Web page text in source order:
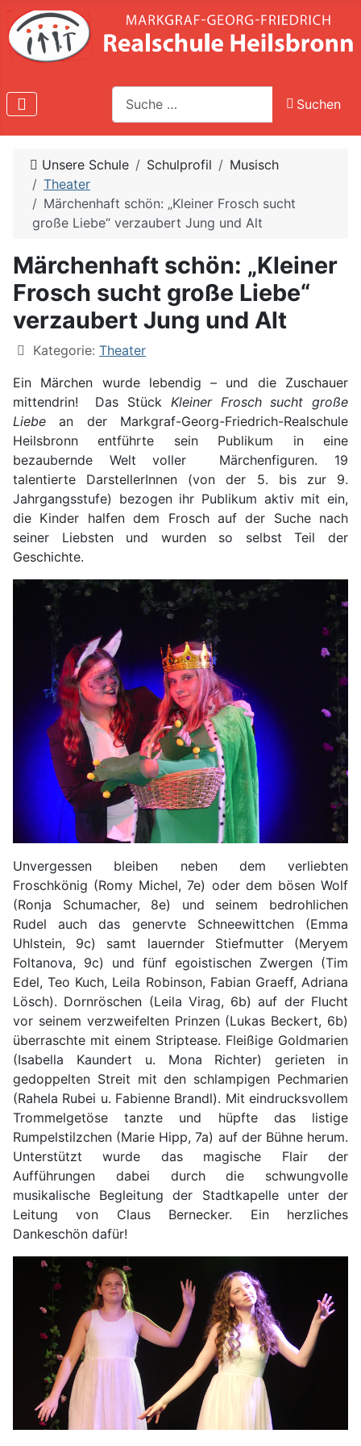
Suche
Type 2 or more characters for results.
Suchen
Unsere Schule Schulprofil
Musisch
Theater
Märchenhaft schön: „Kleiner Frosch sucht
große Liebe“ verzaubert Jung und Alt
Märchenhaft schön: „Kleiner
Frosch sucht große Liebe“
verzaubert Jung und Alt
Kategorie: Theater
Ein Märchen wurde lebendig – und die Zuschauer
mittendrin! Das Stück Kleiner Frosch sucht große
Liebe an der Markgraf-Georg-Friedrich-Realschule
Heilsbronn entführte sein Publikum in eine
bezaubernde Welt voller Märchenfiguren. 19
talentierte DarstellerInnen (von der 5. bis zur 9.
Jahrgangsstufe) bezogen ihr Publikum aktiv mit ein,
die Kinder halfen dem Frosch auf der Suche nach
seiner Liebsten und wurden so selbst Teil der
Geschichte.
Unvergessen bleiben neben dem verliebten
Froschkönig (Romy Michel, 7e) oder dem bösen Wolf
(Ronja Schumacher, 8e) und seinem bedrohlichen
Rudel auch das genervte Schneewittchen (Emma
Uhlstein, 9c) samt lauernder Stiefmutter (Meryem
Foltanova, 9c) und fünf egoistischen Zwergen (Tim
Edel, Teo Kuch, Leila Robinson, Fabian Graeff, Adriana
Lösch). Dornröschen (Leila Virag, 6b) auf der Flucht
vor seinem verzweifelten Prinzen (Lukas Beckert, 6b)
überraschte mit einem Striptease. Fleißige Goldmarien
(Isabella Kaundert u. Mona Richter) gerieten in
gedoppelten Streit mit den schlampigen Pechmarien
(Rahela Rubei u. Fabienne Brandl). Mit eindrucksvollem
Trommelgetöse tanzte und hüpfte das listige
Rumpelstilzchen (Marie Hipp, 7a) auf der Bühne herum.
Unterstützt wurde das magische Flair der
Aufführungen dabei durch die schwungvolle
musikalische Begleitung der Stadtkapelle unter der
Leitung von Claus Bernecker. Ein herzliches
Dankeschön dafür!